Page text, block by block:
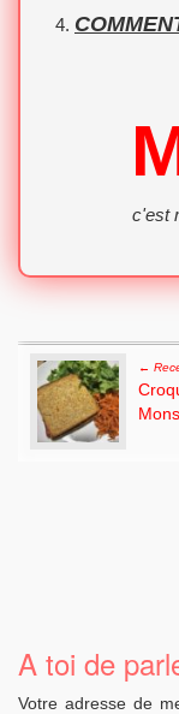
c'est
Post navigation
←
A toi de
Votre adresse de